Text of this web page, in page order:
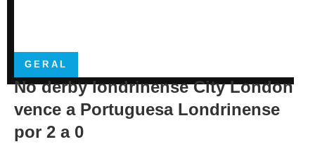
GERAL
No derby londrinense City London
vence a Portuguesa Londrinense
por 2 a 0